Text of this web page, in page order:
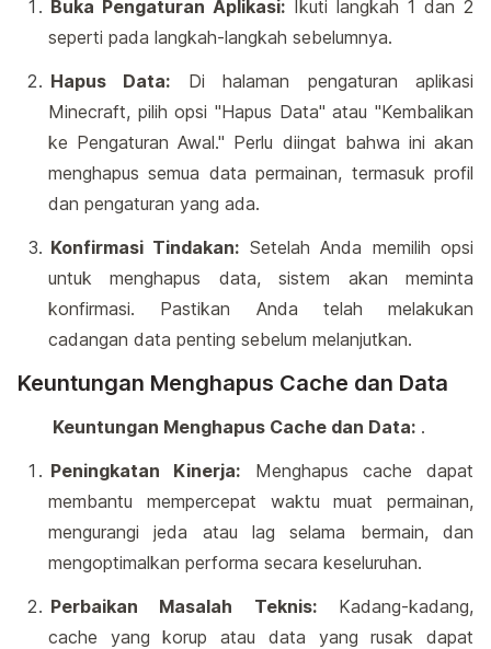
Buka Pengaturan Aplikasi: Ikuti langkah 1 dan 2
seperti pada langkah-langkah sebelumnya.
Hapus Data: Di halaman pengaturan aplikasi
Minecraft, pilih opsi "Hapus Data" atau "Kembalikan
ke Pengaturan Awal." Perlu diingat bahwa ini akan
menghapus semua data permainan, termasuk profil
dan pengaturan yang ada.
Konfirmasi Tindakan: Setelah Anda memilih opsi
untuk menghapus data, sistem akan meminta
konfirmasi. Pastikan Anda telah melakukan
cadangan data penting sebelum melanjutkan.
Keuntungan Menghapus Cache dan Data
Keuntungan Menghapus Cache dan Data: .
Peningkatan Kinerja: Menghapus cache dapat
membantu mempercepat waktu muat permainan,
mengurangi jeda atau lag selama bermain, dan
mengoptimalkan performa secara keseluruhan.
Perbaikan Masalah Teknis:Kadang-kadang,
cache yang korup atau data yang rusak dapat